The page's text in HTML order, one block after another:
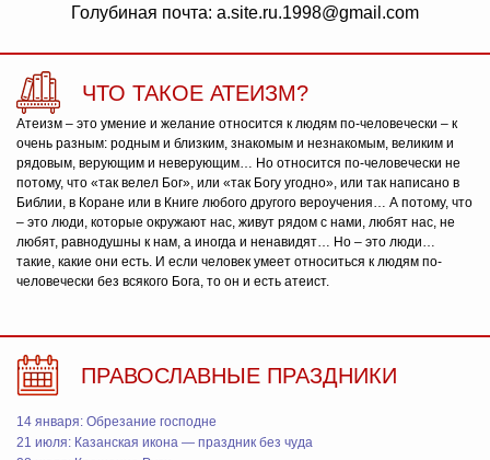
Голубиная почта: a.site.ru.1998@gmail.com
ЧТО ТАКОЕ АТЕИЗМ?
Атеизм – это умение и желание относится к людям по-человечески – к
очень разным: родным и близким, знакомым и незнакомым, великим и
рядовым, верующим и неверующим… Но относится по-человечески не
потому, что «так велел Бог», или «так Богу угодно», или так написано в
Библии, в Коране или в Книге любого другого вероучения… А потому, что
– это люди, которые окружают нас, живут рядом с нами, любят нас, не
любят, равнодушны к нам, а иногда и ненавидят… Но – это люди…
такие, какие они есть. И если человек умеет относиться к людям по-
человечески без всякого Бога, то он и есть атеист.
ПРАВОСЛАВНЫЕ ПРАЗДНИКИ
14 января: Обрезание господне
21 июля: Казанская икона — праздник без чуда